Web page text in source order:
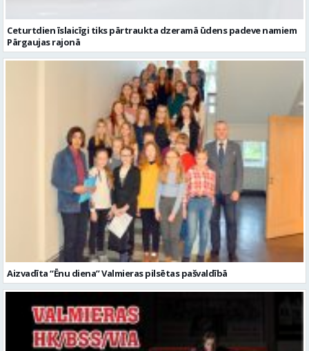
Ceturtdien īslaicīgi tiks pārtraukta dzeramā ūdens padeve namiem
Pārgaujas rajonā
Aizvadīta “Ēnu diena” Valmieras pilsētas pašvaldībā